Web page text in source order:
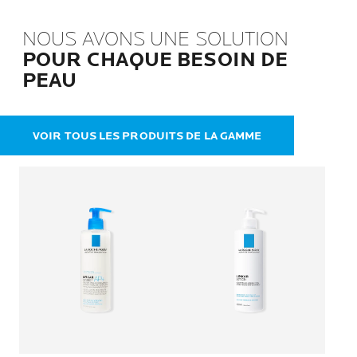
NOUS AVONS UNE SOLUTION
POUR CHAQUE BESOIN DE
PEAU
VOIR TOUS LES PRODUITS DE LA GAMME